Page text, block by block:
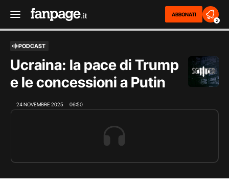
ABBONATI
2
PODCAST
Ucraina: la pace di Trump
e le concessioni a Putin
24 NOVEMBRE 2025 06:50